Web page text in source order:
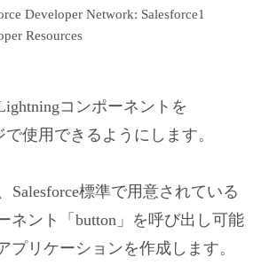
Developer Network: Salesforce1
Resources
コンポーネントを
で使用できるようにします。
Salesforce標準で用意されている
ネント「button」を呼び出し可能
プリケーションを作成します。